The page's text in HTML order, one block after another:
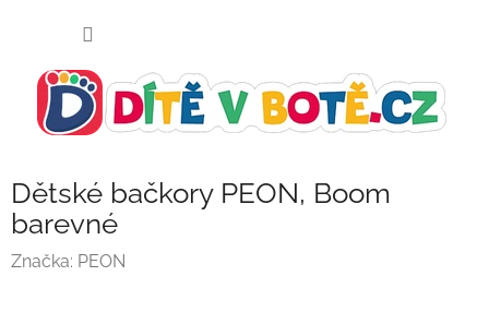
Dětské bačkory PEON, Boom
barevné
Značka: PEON